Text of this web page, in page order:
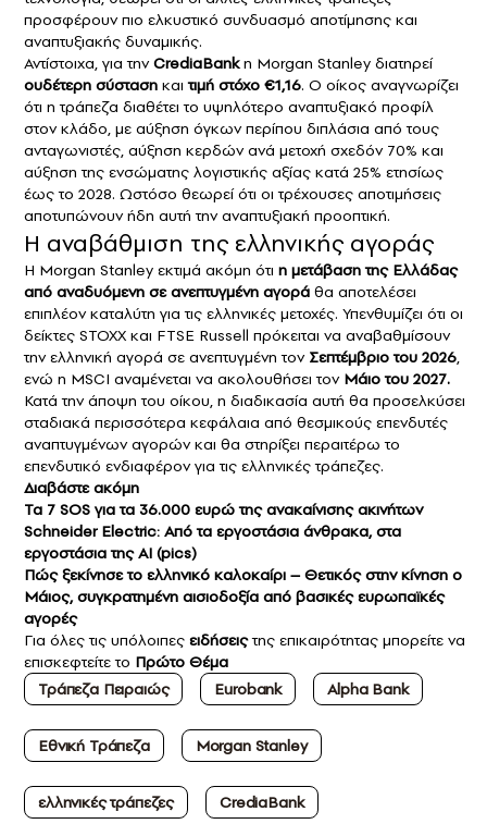
προσφέρουν πιο ελκυστικό συνδυασμό αποτίμησης και
αναπτυξιακής δυναμικής.
Αντίστοιχα, για τηνCrediaBankη Morgan Stanley διατηρεί
ουδέτερη σύσταση καιτιμή στόχο €1,16. Ο οίκος αναγνωρίζει
ότι η τράπεζα διαθέτει το υψηλότερο αναπτυξιακό προφίλ
στον κλάδο, με αύξηση όγκων περίπου διπλάσια από τους
ανταγωνιστές, αύξηση κερδών ανά μετοχή σχεδόν 70% και
αύξηση της ενσώματης λογιστικής αξίας κατά 25% ετησίως
έως το 2028. Ωστόσο θεωρεί ότι οι τρέχουσες αποτιμήσεις
αποτυπώνουν ήδη αυτή την αναπτυξιακή προοπτική.
Η αναβάθμιση της ελληνικής αγοράς
Η Morgan Stanley εκτιμά ακόμη ότι η μετάβαση της Ελλάδας
από αναδυόμενη σε ανεπτυγμένη αγορά θα αποτελέσει
επιπλέον καταλύτη για τις ελληνικές μετοχές. Υπενθυμίζει ότι οι
δείκτες STOXX και FTSE Russell πρόκειται να αναβαθμίσουν
την ελληνική αγορά σε ανεπτυγμένη τον Σεπτέμβριο του 2026,
ενώ η MSCI αναμένεται να ακολουθήσει τον Μάιο του 2027.
Κατά την άποψη του οίκου, η διαδικασία αυτή θα προσελκύσει
σταδιακά περισσότερα κεφάλαια από θεσμικούς επενδυτές
αναπτυγμένων αγορών και θα στηρίξει περαιτέρω το
επενδυτικό ενδιαφέρον για τις ελληνικές τράπεζες.
Διαβάστε ακόμη
Τα 7 SOS για τα 36.000 ευρώ της ανακαίνισης ακινήτων
Schneider Electric: Από τα εργοστάσια άνθρακα, στα
εργοστάσια της AI (pics)
Πώς ξεκίνησε το ελληνικό καλοκαίρι – Θετικός στην κίνηση ο
Μάιος, συγκρατημένη αισιοδοξία από βασικές ευρωπαϊκές
αγορές
Για όλες τις υπόλοιπες ειδήσειςτης επικαιρότητας μπορείτε να
επισκεφτείτε το Πρώτο Θέμα
Τράπεζα Πειραιώς
Eurobank Alpha Bank
Εθνική Τράπεζα Morgan Stanley
ελληνικές τράπεζες CrediaBank